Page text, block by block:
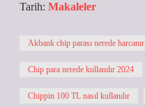
Tarih: Makaleler
Akbank chip parası nerede harcanır
Chip para nerede kullanılır 2024
Chippin 100 TL nasıl kullanılır